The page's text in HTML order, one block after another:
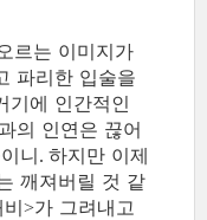
르는 이미지가
파리한 입술을
기에 인간적인
의 인연은 끊어
니. 하지만 이제
깨져버릴 것 같
>가 그려내고